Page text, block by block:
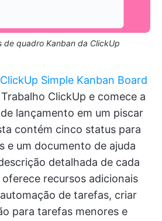
de quadro Kanban da ClickUp
ClickUp Simple Kanban Board
ClickUp e comece a
lançamento em um piscar
contém cinco status para
e um documento de ajuda
detalhada de cada
recursos adicionais
de tarefas, criar
para tarefas menores e